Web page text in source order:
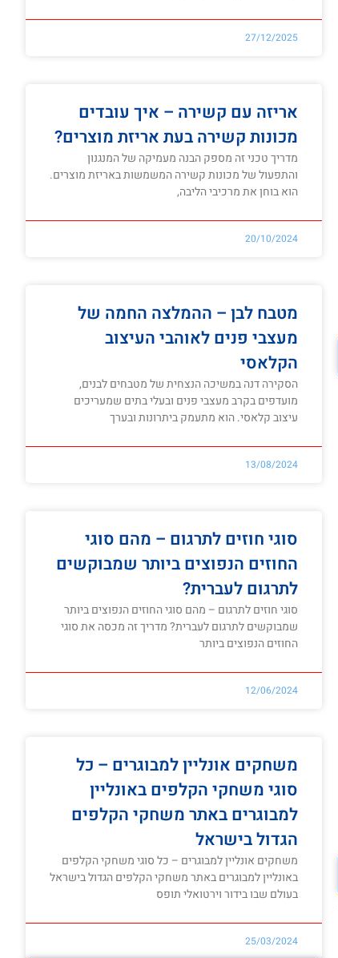
27/12/2025
אריזה עם קשירה – איך עובדים
מכונות קשירה בעת אריזת מוצרים?
מדריך טכני זה מספק הבנה מעמיקה של המנגנון
והתפעול של מכונות קשירה המשמשות באריזת מוצרים.
הוא בוחן את מרכיבי הליבה,
20/10/2024
מטבח לבן – ההמלצה החמה של
מעצבי פנים לאוהבי העיצוב
הקלאסי
הסקירה דנה במשיכה הנצחית של מטבחים לבנים,
מועדפים בקרב מעצבי פנים ובעלי בתים שמעריכים
עיצוב קלאסי. הוא מתעמק ביתרונות ובערך
13/08/2024
סוגי חוזים לתרגום – מהם סוגי
החוזים הנפוצים ביותר שמבוקשים
לתרגום לעברית?
סוגי חוזים לתרגום – מהם סוגי החוזים הנפוצים ביותר
שמבוקשים לתרגום לעברית? מדריך זה מכסה את סוגי
החוזים הנפוצים ביותר
12/06/2024
משחקים אונליין למבוגרים – כל
סוגי משחקי הקלפים באונליין
למבוגרים באתר משחקי הקלפים
הגדול בישראל
משחקים אונליין למבוגרים – כל סוגי משחקי הקלפים
באונליין למבוגרים באתר משחקי הקלפים הגדול בישראל
בעולם שבו בידור וירטואלי תופס
25/03/2024